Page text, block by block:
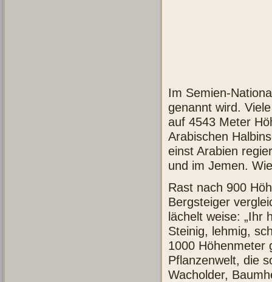
Im Semien-
genannt wird.
auf 4543 Meter
Arabischen
einst Arabien
und im Jemen.
Rast nach 900
Bergsteiger
lächelt weise: „Ihr
Steinig, lehmig,
1000 Höhenmeter
Pflanzenwelt, die
Wacholder,